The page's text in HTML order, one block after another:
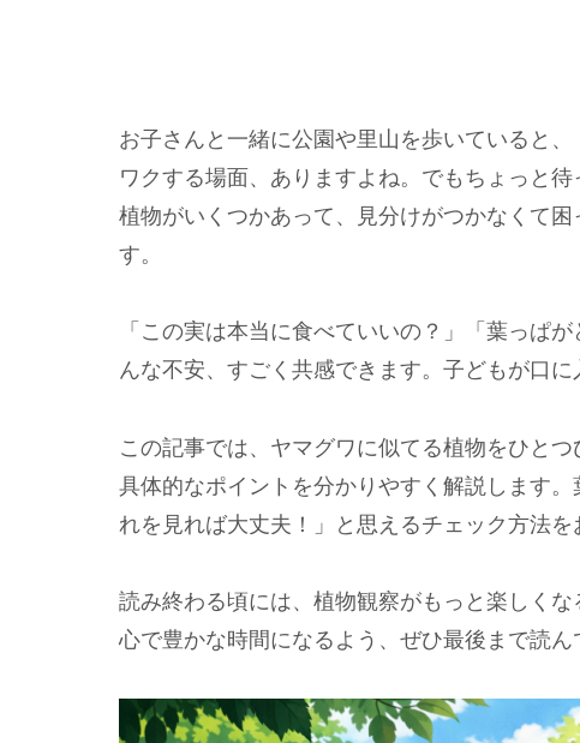
お子さんと一緒に公園や里山を歩いていると
ワクする場面、ありますよね。でもちょっと
植物がいくつかあって、見分けがつかなくて
す。
「この実は本当に食べていいの？」「葉っぱ
んな不安、すごく共感できます。子どもが口に
この記事では、ヤマグワに似てる植物をひと
具体的なポイントを分かりやすく解説します
れを見れば大丈夫！」と思えるチェック方法を
読み終わる頃には、植物観察がもっと楽しく
心で豊かな時間になるよう、ぜひ最後まで読ん